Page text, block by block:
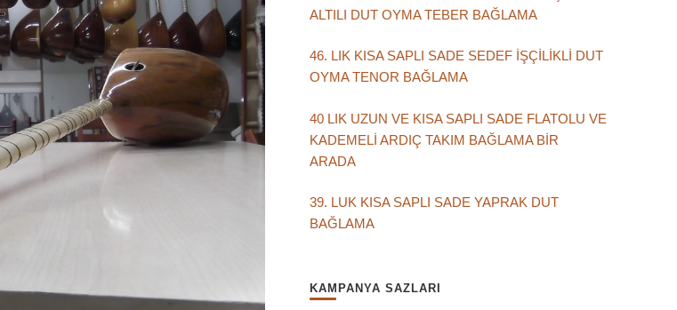
ALTILI DUT OYMA TEBER BAĞLAMA
46. LIK KISA SAPLI SADE SEDEF İŞÇİLİKLİ DUT
OYMA TENOR BAĞLAMA
40 LIK UZUN VE KISA SAPLI SADE FLATOLU VE
KADEMELİ ARDIÇ TAKIM BAĞLAMA BİR
ARADA
39. LUK KISA SAPLI SADE YAPRAK DUT
BAĞLAMA
KAMPANYA SAZLARI